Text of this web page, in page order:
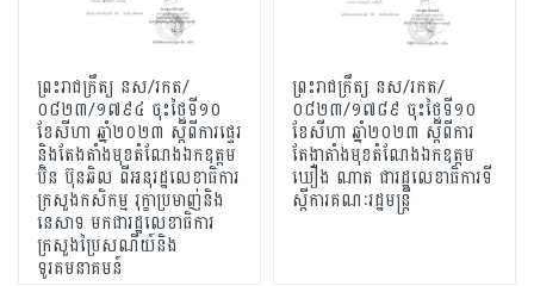
ព្រះរាជក្រឹត្យ នស/រកត/
០៨២៣/១៧៩៤ ចុះថ្ងៃទី១០
ខែសីហា ឆ្នាំ២០២៣ ស្តីពីការផ្ទេរ
និងតែងតាំងមុខតំណែងឯកឧត្តម
ប៊ិន ប៊ុនឆិល ពីអនុរដ្ឋលេខាធិការ
ក្រសួងកសិកម្ម រុក្ខាប្រមាញ់និង
នេសាទ មកជារដ្ឋលេខាធិការ
ក្រសួងប្រៃសណីយ៍និង
ទូរគមនាគមន៍
ព្រះរាជក្រឹត្យ នស/រកត/
០៨២៣/១៧៨៩ ចុះថ្ងៃទី១០
ខែសីហា ឆ្នាំ២០២៣ ស្តីពីការ
តែងាតាំងមុខតំណែងឯកឧត្តម
ឃឿង ណាត ជារដ្ឋលេខាធិការទី
ស្តីការគណៈរដ្ឋមន្ត្រី